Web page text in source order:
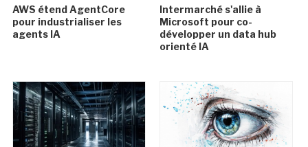
AWS étend AgentCore
pour industrialiser les
agents IA
Intermarché s'allie à
Microsoft pour co-
développer un data hub
orienté IA